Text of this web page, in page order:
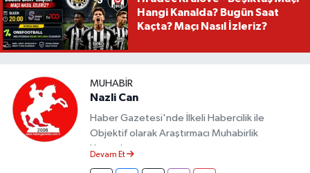
Hangi Kanalda? Bugün Saat
Kaçta? Maçı Nasıl İzleriz?
MUHABIR
Nazli Can
Haber Gazetesi'nde İlkeli Habercilik ile
Objektif olarak Araştırmacı Muhabirlik
Yapmaktayım.
Devam Et